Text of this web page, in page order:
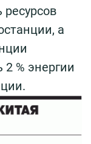
а
2 % энергии